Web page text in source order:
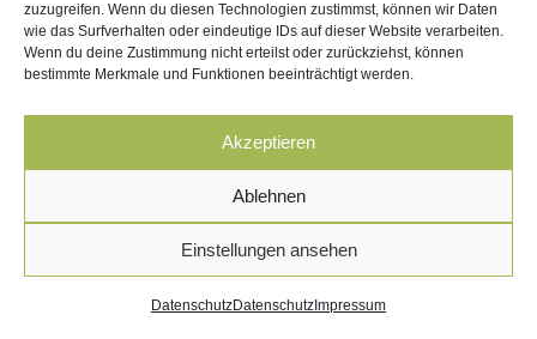
zuzugreifen. Wenn du diesen Technologien zustimmst, können wir Daten
wie das Surfverhalten oder eindeutige IDs auf dieser Website verarbeiten.
Wenn du deine Zustimmung nicht erteilst oder zurückziehst, können
bestimmte Merkmale und Funktionen beeinträchtigt werden.
Akzeptieren
Ablehnen
Einstellungen ansehen
DatenschutzDatenschutz Impressum
MS “Linzerin” erleben. Viele interessante
Informationen zu den oft riesigen Graffitis über
Nationalität des Künstlers und
© Besser Leben - Linz
Impressum|Datenschutz